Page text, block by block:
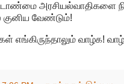
அரசியல்வாதிகளை
வேண்டும்!
எங்கிருந்தாலும் வாழ்க!